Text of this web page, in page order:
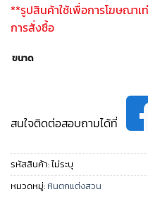
**รูปสินค้าใช้เพื่อการโฆษณา
การสั่งซื้อ
ขนาด
สนใจติดต่อสอบถามได้ที่
รหัสสินค้า:ไม่ระบุ
หมวดหมู่: หินตกแต่งสวน